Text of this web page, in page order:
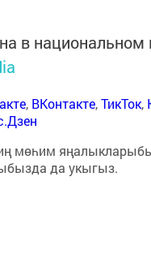
в
, ВКонтакте,ТикТок,
мөһим
да укыгыз.